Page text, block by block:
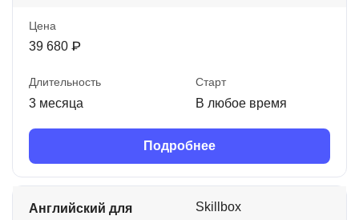
Цена
39 680 ₽
Длительность
3 месяца
Старт
В любое время
Подробнее
Английский для
Skillbox